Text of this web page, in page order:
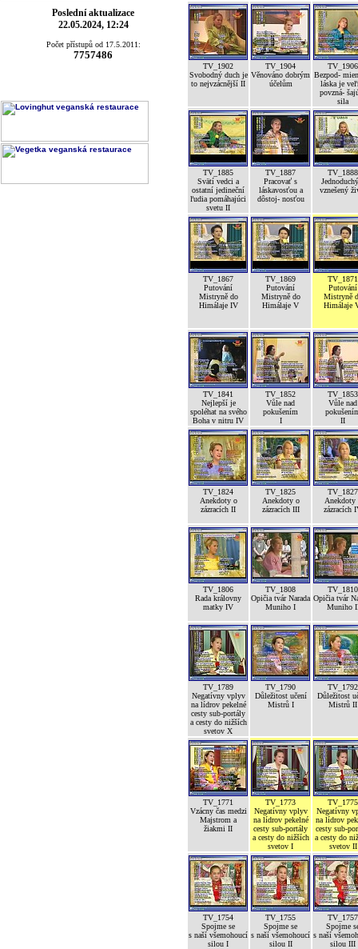
Poslední aktualizace
22.05.2024, 12:24
Počet přístupů od 17.5.2011:
7757486
TV_1902
Svobodný duch je
to nejvzácnější II
TV_1904
Věnováno dobrým
účelům
TV_1906
Bezpod-
láska je
povzná-
sila
TV_1885
Svätí vedci a
ostatní jedineční
ľudia pomáhajúci
svetu II
TV_1887
Pracovať s
láskavosťou a
dôstoj- nosťou
TV_1888
vznešený
TV_1867
Putování
Mistryně do
Himálaje IV
TV_1869
Putování
Mistryně do
Himálaje V
TV_1871
Putování
Mistryně
Himálaje
TV_1841
Nejlepší je
spoléhat na svého
Boha v nitru IV
TV_1852
Vůle nad
pokušením
I
TV_1853
Vůle nad
II
TV_1824
Anekdoty o
zázracích II
TV_1825
Anekdoty o
zázracích III
TV_1827
Anekdoty
zázracích
TV_1806
Rada královny
matky IV
TV_1808
Opičia tvár Narada
Muniho I
TV_1810
Opičia tvár
Muniho
TV_1789
Negatívny vplyv
na lídrov pekelné
cesty sub-portály
a cesty do nižších
svetov X
TV_1790
Důležitost učení
Mistrů I
TV_1792
Důležitost
Mistrů II
TV_1771
Vzácny čas medzi
Majstrom a
žiakmi II
TV_1773
Negatívny vplyv
na lídrov pekelné
cesty sub-portály
a cesty do nižších
svetov I
TV_1775
Negatívny
na lídrov
cesty sub-
a cesty do
svetov II
TV_1754
Spojme se
s naší všemohoucí
silou I
TV_1755
Spojme se
s naší všemohoucí
silou II
TV_1757
Spojme
s naší
silou III